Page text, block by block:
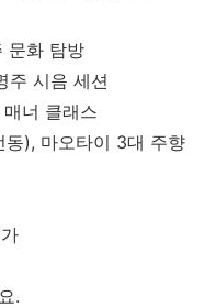
문화 탐방
주 시음 세션
너 클래스
), 마오타이 3대 주향
.